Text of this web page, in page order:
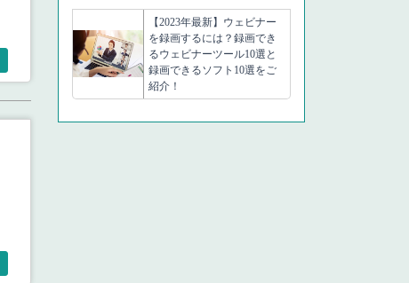
【2023年最新】ウェビナー
を録画するには？録画でき
るウェビナーツール10選と
録画できるソフト10選をご
紹介！